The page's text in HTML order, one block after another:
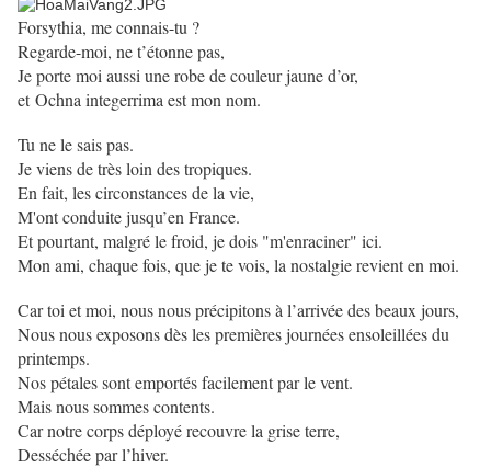
Forsythia, me connais-tu ?
Regarde-moi, ne t’étonne pas,
Je porte moi aussi une robe de couleur jaune d’or,
et Ochna integerrima est mon nom.
Tu ne le sais pas.
Je viens de très loin des tropiques.
En fait, les circonstances de la vie,
M'ont conduite jusqu’en France.
Et pourtant, malgré le froid, je dois "m'enraciner" ici.
Mon ami, chaque fois, que je te vois, la nostalgie revient en moi.
Car toi et moi, nous nous précipitons à l’arrivée des beaux jours,
Nous nous exposons dès les premières journées ensoleillées du
printemps.
Nos pétales sont emportés facilement par le vent.
Mais nous sommes contents.
Car notre corps déployé recouvre la grise terre,
Desséchée par l’hiver.